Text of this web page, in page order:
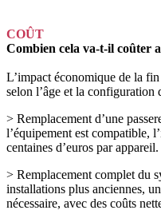
COÛT
Combien cela va-t-il coûter
L’impact économique de la
selon l’âge et la configuration
> Remplacement d’une
l’équipement est compatible,
centaines d’euros par appareil.
> Remplacement complet du
installations plus anciennes,
nécessaire, avec des coûts